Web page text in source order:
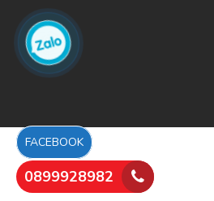
FACEBOOK
0899928982